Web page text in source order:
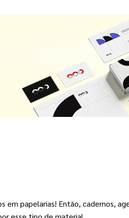
em papelarias! Então, cadernos,